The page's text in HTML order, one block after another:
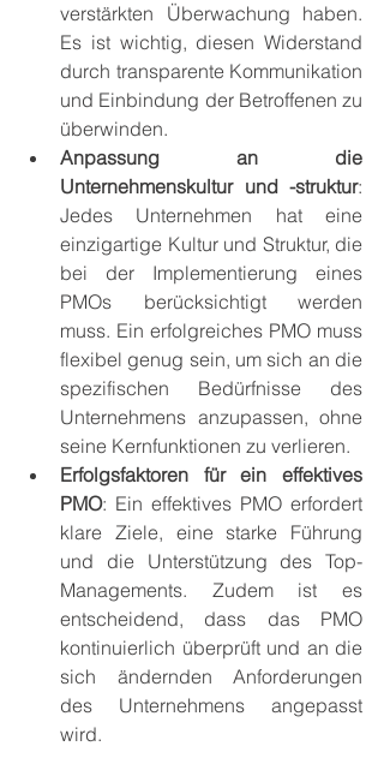
verstärkten Überwachung haben.
Es ist wichtig, diesen Widerstand
durch transparente Kommunikation
und Einbindung der Betroffenen zu
überwinden.
Anpassung an die
Unternehmenskultur und -struktur:
Jedes Unternehmen hat eine
einzigartige Kultur und Struktur, die
bei der Implementierung eines
PMOs berücksichtigt werden
muss. Ein erfolgreiches PMO muss
flexibel genug sein, um sich an die
spezifischen Bedürfnisse des
Unternehmens anzupassen, ohne
seine Kernfunktionen zu verlieren.
Erfolgsfaktoren für ein effektives
PMO: Ein effektives PMO erfordert
klare Ziele, eine starke Führung
und die Unterstützung des Top-
Managements. Zudem ist es
entscheidend, dass das PMO
kontinuierlich überprüft und an die
sich ändernden Anforderungen
des Unternehmens angepasst
wird.